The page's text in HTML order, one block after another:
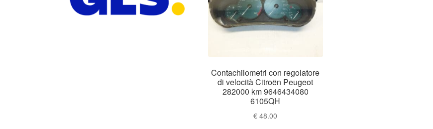
Contachilometri con regolatore
di velocità Citroën Peugeot
282000 km 9646434080
6105QH
€ 48.00